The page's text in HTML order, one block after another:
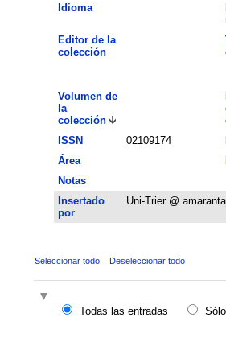
Idioma
Editor de la
colección
Volumen de
la
colección
ISSN
02109174
Área
Notas
Insertado
por
Uni-Trier @
Seleccionar todo Deseleccionar todo
Todas las entradas